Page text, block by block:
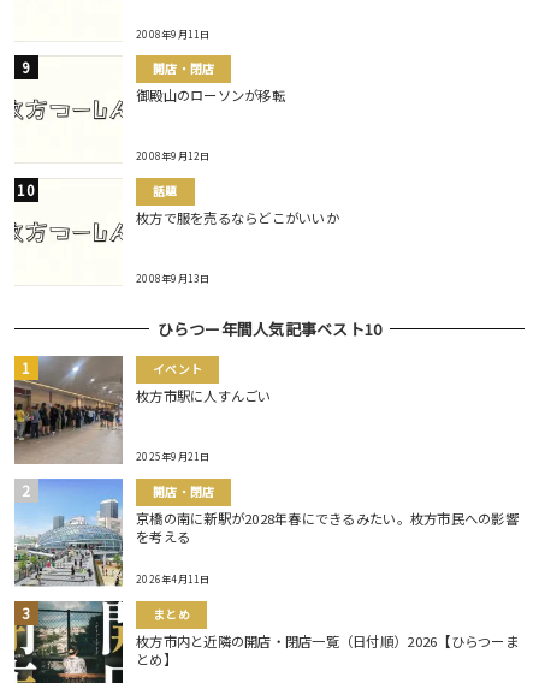
2008年9月11日
開店・閉店
御殿山のローソンが移転
2008年9月12日
話題
枚方で服を売るならどこがいいか
2008年9月13日
ひらつー年間人気記事ベスト10
イベント
枚方市駅に人すんごい
2025年9月21日
開店・閉店
京橋の南に新駅が2028年春にできるみたい。枚方市民への影響
を考える
2026年4月11日
まとめ
枚方市内と近隣の開店・閉店一覧（日付順）2026【ひらつーま
とめ】